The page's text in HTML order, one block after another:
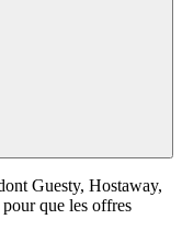
Guesty, Hostaway,
que les offres